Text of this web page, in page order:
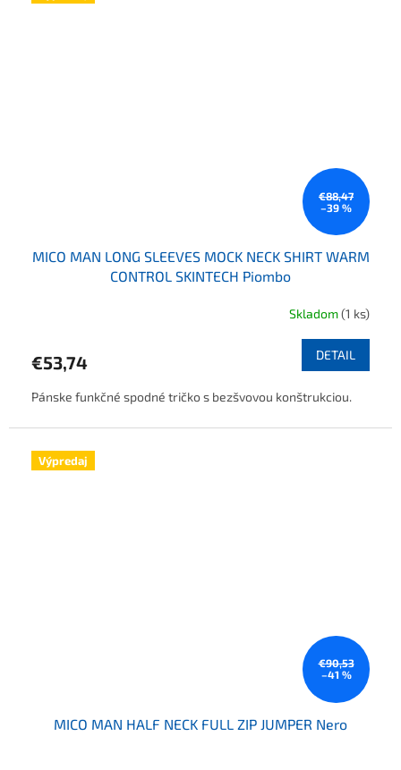
€88,47
–39 %
MICO MAN LONG SLEEVES MOCK NECK SHIRT WARM
CONTROL SKINTECH Piombo
Skladom(1 ks)
€53,74 DETAIL
Pánske funkčné spodné tričko s bezšvovou konštrukciou.
Výpredaj
€90,53
–41 %
MICO MAN HALF NECK FULL ZIP JUMPER Nero